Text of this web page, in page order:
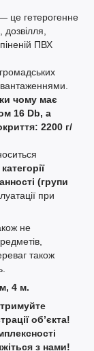
це гетерогенне
дозвілля,
ПВХ
чому має
16 Db, а
2200 г/
(групи
при
не
також
4 м.
об’єкта!
з нами!